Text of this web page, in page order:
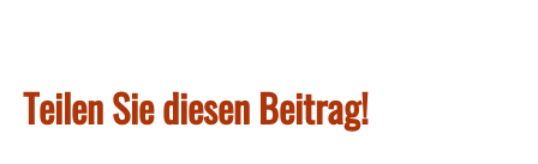
Teilen Sie diesen Beitrag!